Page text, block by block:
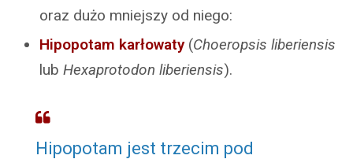
oraz dużo mniejszy od niego:
Hipopotam karłowaty(Choeropsis liberiensis
lub Hexaprotodon liberiensis).
Hipopotam jest trzecim pod